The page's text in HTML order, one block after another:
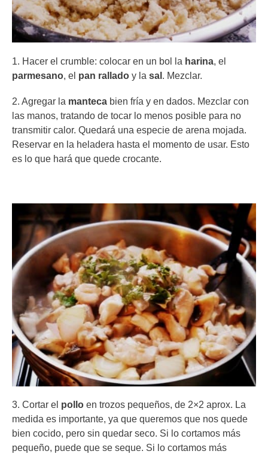
1. Hacer el crumble: colocar en un bol la harina, el
parmesano, el pan rallado y la sal . Mezclar.
2. Agregar la manteca bien fría y en dados. Mezclar con
las manos, tratando de tocar lo menos posible para no
transmitir calor. Quedará una especie de arena mojada.
Reservar en la heladera hasta el momento de usar. Esto
es lo que hará que quede crocante.
3. Cortar el pollo en trozos pequeños, de 2×2 aprox. La
medida es importante, ya que queremos que nos quede
bien cocido, pero sin quedar seco. Si lo cortamos más
pequeño, puede que se seque. Si lo cortamos más